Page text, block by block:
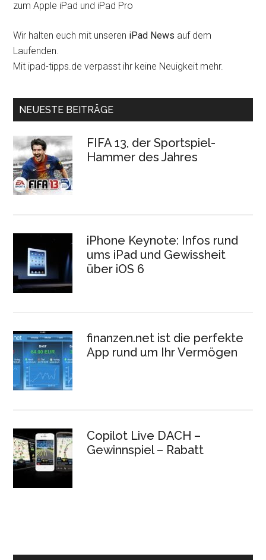
zum Apple iPad und iPad Pro
Wir halten euch mit unseren iPad News auf dem
Laufenden.
Mit ipad-tipps.de verpasst ihr keine Neuigkeit mehr.
NEUESTE BEITRÄGE
FIFA 13, der Sportspiel-
Hammer des Jahres
iPhone Keynote: Infos rund
ums iPad und Gewissheit
über iOS 6
finanzen.net ist die perfekte
App rund um Ihr Vermögen
Copilot Live DACH –
Gewinnspiel – Rabatt